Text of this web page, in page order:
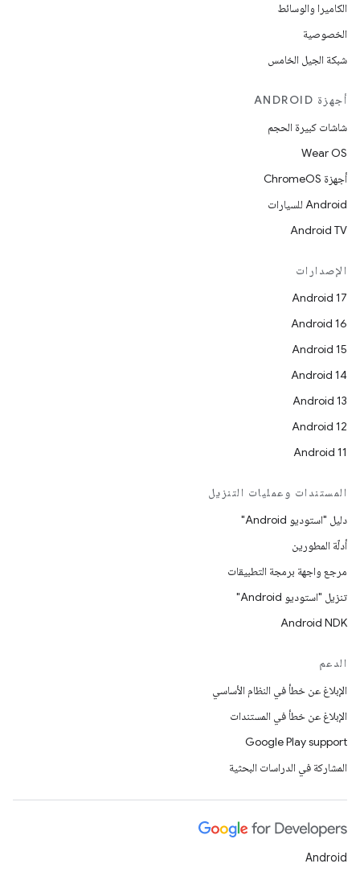
الكاميرا والوسائط
الخصوصية
شبكة الجيل الخامس
أجهزة ANDROID
شاشات كبيرة الحجم
Wear OS
أجهزة ChromeOS
Android للسيارات
Android TV
الإصدارات
Android 17
Android 16
Android 15
Android 14
Android 13
Android 12
Android 11
المستندات وعمليات التنزيل
دليل "استوديو Android"
أدلّة المطورين
مرجع واجهة برمجة التطبيقات
تنزيل "استوديو Android"
Android NDK
الدعم
الإبلاغ عن خطأ في النظام الأساسي
الإبلاغ عن خطأ في المستندات
Google Play support
المشاركة في الدراسات البحثية
Android